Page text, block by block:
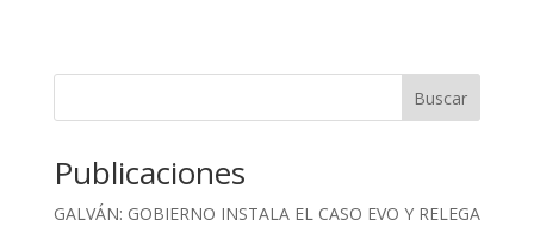
Buscar
Publicaciones
GALVÁN: GOBIERNO INSTALA EL CASO EVO Y RELEGA